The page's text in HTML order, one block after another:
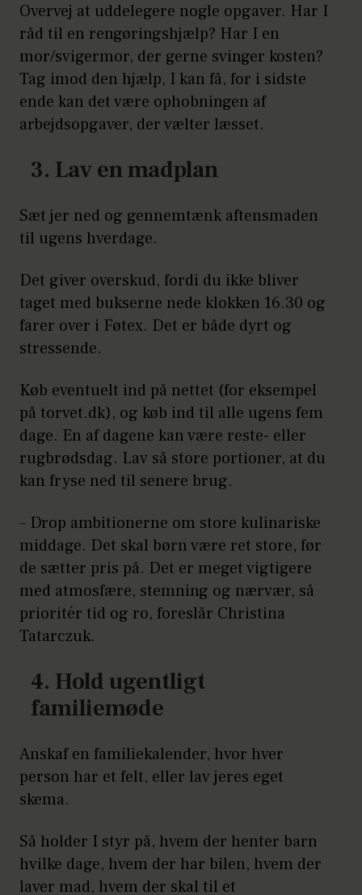
Overvej at uddelegere nogle opgaver. Har I
råd til en rengøringshjælp? Har I en
mor/svigermor, der gerne svinger kosten?
Tag imod den hjælp, I kan få, for i sidste
ende kan det være ophobningen af
arbejdsopgaver, der vælter læsset.
3. Lav en madplan
Sæt jer ned og gennemtænk aftensmaden
til ugens hverdage.
Det giver overskud, fordi du ikke bliver
taget med bukserne nede klokken 16.30 og
farer over i Føtex. Det er både dyrt og
stressende.
Køb eventuelt ind på nettet (for eksempel
på torvet.dk), og køb ind til alle ugens fem
dage. En af dagene kan være reste- eller
rugbrødsdag. Lav så store portioner, at du
kan fryse ned til senere brug.
– Drop ambitionerne om store kulinariske
middage. Det skal børn være ret store, før
de sætter pris på. Det er meget vigtigere
med atmosfære, stemning og nærvær, så
prioritér tid og ro, foreslår Christina
Tatarczuk.
4. Hold ugentligt
familiemøde
Anskaf en familiekalender, hvor hver
person har et felt, eller lav jeres eget
skema.
Så holder I styr på, hvem der henter barn
hvilke dage, hvem der har bilen, hvem der
laver mad, hvem der skal til et